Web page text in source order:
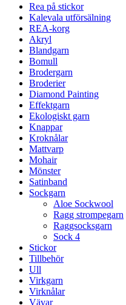
Rea på stickor
Kalevala utförsälning
REA-korg
Akryl
Blandgarn
Bomull
Brodergarn
Broderier
Diamond Painting
Effektgarn
Ekologiskt garn
Knappar
Kroknålar
Mattvarp
Mohair
Mönster
Satinband
Sockgarn
Aloe Sockwool
Ragg strompegarn
Raggsocksgarn
Sock 4
Stickor
Tillbehör
Ull
Virkgarn
Virknålar
Vävar